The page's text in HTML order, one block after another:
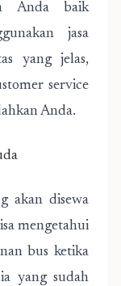
Anda baik
jasa
yang jelas,
service
Anda.
akan disewa
mengetahui
bus ketika
yang sudah